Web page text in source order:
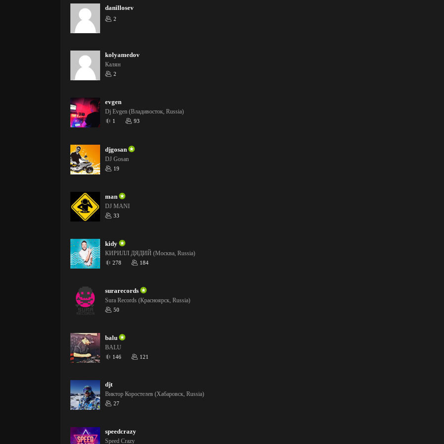
danillosev
2
kolyamedov
Калян
2
evgen
Dj Evgen (Владивосток, Russia)
1 93
djgosan
DJ Gosan
19
man
DJ MANI
33
kidy
КИРИЛЛ ДЯДИЙ (Москва, Russia)
278 184
surarecords
Sura Records (Красноярск, Russia)
50
balu
BALU
146 121
djt
Виктор Коростелев (Хабаровск, Russia)
27
speedcrazy
Speed Crazy